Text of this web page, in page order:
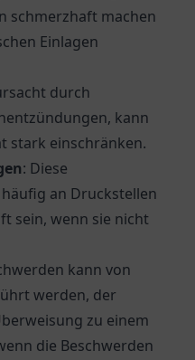
schmerzhaft machen
Einlagen
durch
kann
stark einschränken.
: Diese
an Druckstellen
sein, wenn sie nicht
kann von
werden, der
zu einem
die Beschwerden